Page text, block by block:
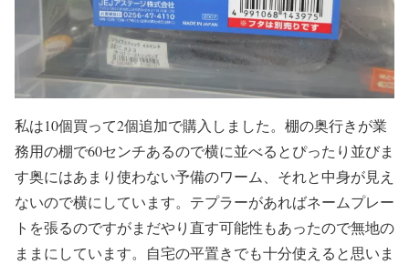
私は10個買って2個追加で購入しました。棚の奥行きが業
務用の棚で60センチあるので横に並べるとぴったり並びま
す奥にはあまり使わない予備のワーム、それと中身が見え
ないので横にしています。テプラーがあればネームプレー
トを張るのですがまだやり直す可能性もあったので無地の
ままにしています。自宅の平置きでも十分使えると思いま